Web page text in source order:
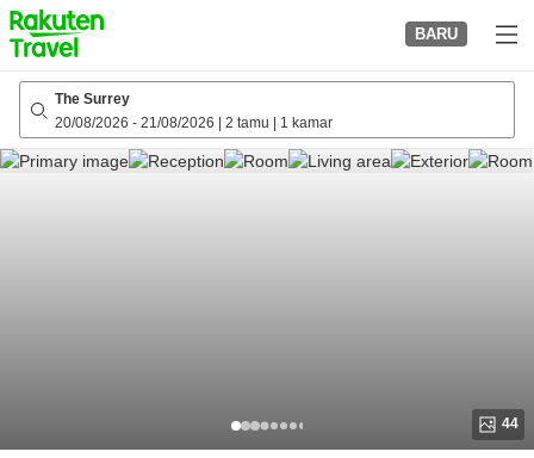
to
top
page
BARU
The Surrey
20/08/2026 - 21/08/2026 2 tamu 1 kamar
44